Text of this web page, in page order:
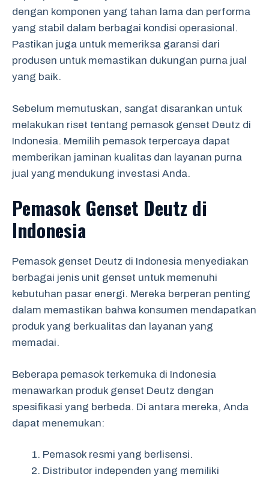
dengan komponen yang tahan lama dan performa
yang stabil dalam berbagai kondisi operasional.
Pastikan juga untuk memeriksa garansi dari
produsen untuk memastikan dukungan purna jual
yang baik.
Sebelum memutuskan, sangat disarankan untuk
melakukan riset tentang pemasok genset Deutz di
Indonesia. Memilih pemasok terpercaya dapat
memberikan jaminan kualitas dan layanan purna
jual yang mendukung investasi Anda.
Pemasok Genset Deutz di
Indonesia
Pemasok genset Deutz di Indonesia menyediakan
berbagai jenis unit genset untuk memenuhi
kebutuhan pasar energi. Mereka berperan penting
dalam memastikan bahwa konsumen mendapatkan
produk yang berkualitas dan layanan yang
memadai.
Beberapa pemasok terkemuka di Indonesia
menawarkan produk genset Deutz dengan
spesifikasi yang berbeda. Di antara mereka, Anda
dapat menemukan:
Pemasok resmi yang berlisensi.
Distributor independen yang memiliki